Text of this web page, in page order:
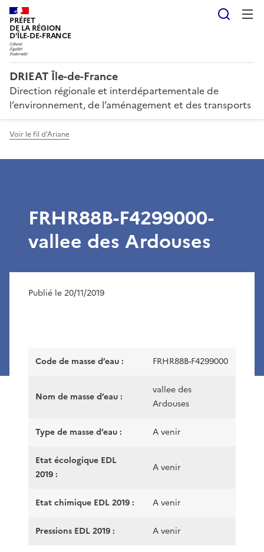
PRÉFET
DE LA RÉGION
D'ÎLE-DE-FRANCE
DRIEAT Île-de-France
Direction régionale et interdépartementale de
l’environnement, de l’aménagement et des transports
Voir le fil d'Ariane
FRHR88B-F4299000-
vallee des Ardouses
Publié le 20/11/2019
Code de masse d’eau : FRHR88B-F4299000
Nom de masse d’eau :
vallee des
Ardouses
Type de masse d’eau : A venir
Etat écologique EDL
2019 :
A venir
Etat chimique EDL 2019 : A venir
Pressions EDL 2019 : A venir